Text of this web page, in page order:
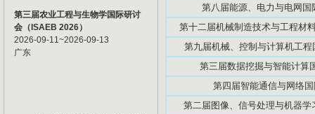
第三届农业工程与生物学国际研讨
会（ISAEB 2026）
2026-09-11~2026-09-13
广东
第八届能源、电力与电网
第十二届机械制造技术与工程材
第九届机械、控制与计算机工
第三届数据挖掘与智能计算
第四届智能通信与网络
第二届图像、信号处理与机器